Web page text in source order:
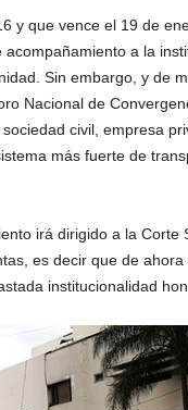
y que vence el 19 de
a la
Sin embargo, y de
Nacional de
civil, empresa
más fuerte de
irá dirigido a la Corte
es decir que de
institucionalidad